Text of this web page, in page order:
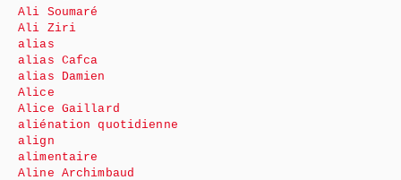
Ali Soumaré
Ali Ziri
alias
alias Cafca
alias Damien
Alice
Alice Gaillard
aliénation quotidienne
align
alimentaire
Aline Archimbaud